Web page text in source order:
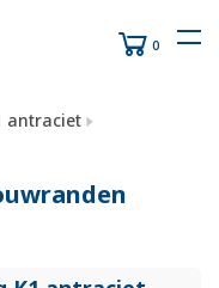
0
antraciet